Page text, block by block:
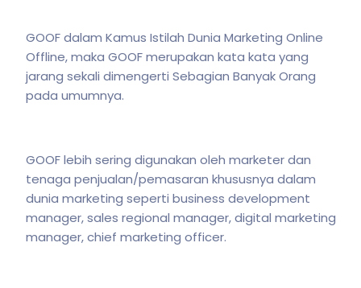
GOOF dalam Kamus Istilah Dunia Marketing Online
Offline, maka GOOF merupakan kata kata yang
jarang sekali dimengerti Sebagian Banyak Orang
pada umumnya.
GOOF lebih sering digunakan oleh marketer dan
tenaga penjualan/pemasaran khususnya dalam
dunia marketing seperti business development
manager, sales regional manager, digital marketing
manager, chief marketing officer.